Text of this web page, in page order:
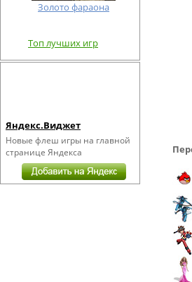
Золото фараона
Топ лучших игр
Яндекс.Виджет
Новые флеш игры на главной
странице Яндекса